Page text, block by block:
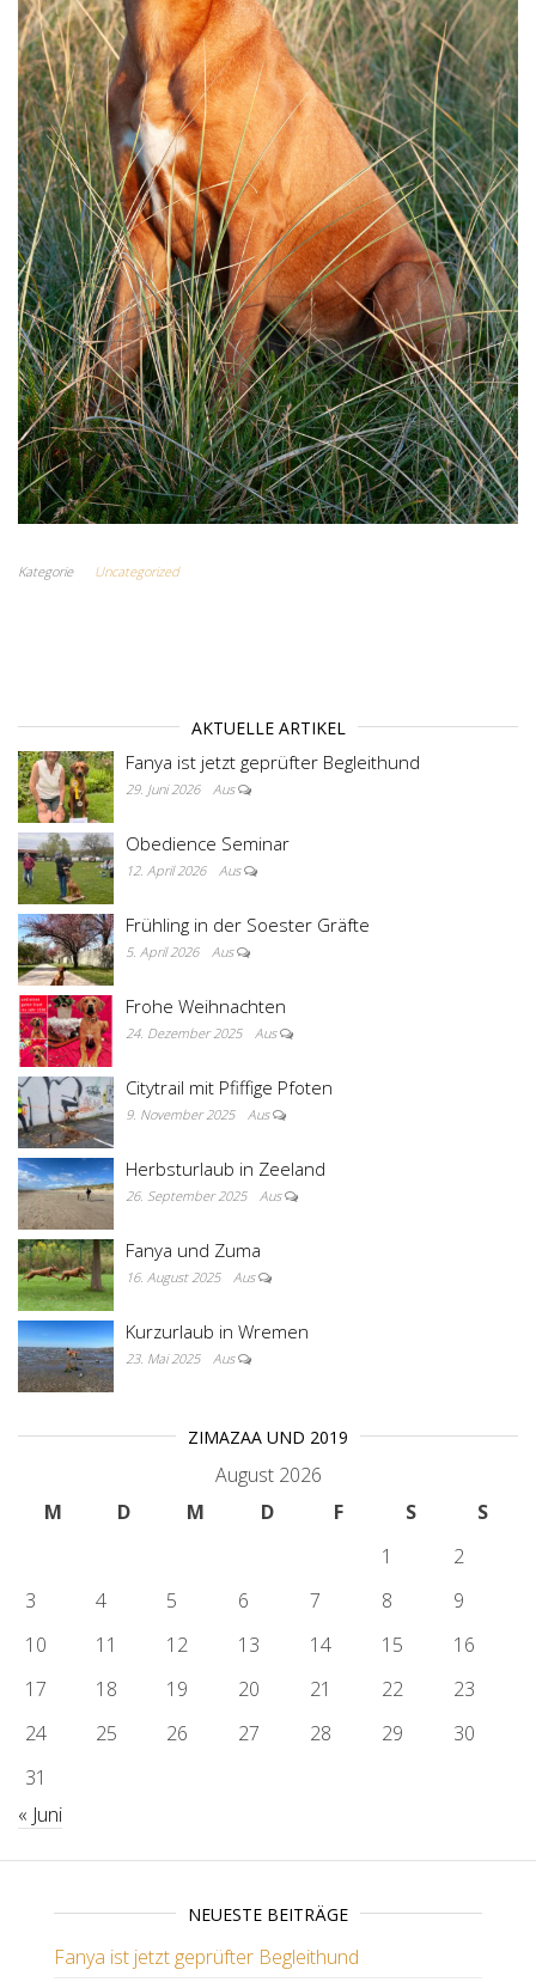
Kategorie Uncategorized
AKTUELLE ARTIKEL
Fanya ist jetzt geprüfter Begleithund
29. Juni 2026 Aus
Obedience Seminar
12. April 2026 Aus
Frühling in der Soester Gräfte
5. April 2026 Aus
Frohe Weihnachten
24. Dezember 2025 Aus
Citytrail mit Pfiffige Pfoten
9. November 2025 Aus
Herbsturlaub in Zeeland
26. September 2025 Aus
Fanya und Zuma
16. August 2025 Aus
Kurzurlaub in Wremen
23. Mai 2025 Aus
ZIMAZAA UND 2019
August 2026
M
D M D F S
S
1
2
3
4 5 6 7 8
9
10
11 12 13 14 15
16
17
18 19 20 21 22
23
24
25 26 27 28 29
30
31
« Juni
NEUESTE BEITRÄGE
Fanya ist jetzt geprüfter Begleithund